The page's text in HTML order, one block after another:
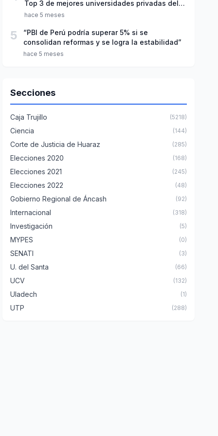
Top 3 de mejores universidades privadas del
Perú
hace 5 meses
5
“PBI de Perú podría superar 5% si se
consolidan reformas y se logra la estabilidad”
hace 5 meses
Secciones
Caja Trujillo (5218)
Ciencia (144)
Corte de Justicia de Huaraz (285)
Elecciones 2020 (168)
Elecciones 2021 (245)
Elecciones 2022 (48)
Gobierno Regional de Áncash (92)
Internacional (318)
Investigación (5)
MYPES (0)
SENATI (3)
U. del Santa (66)
UCV (132)
Uladech (1)
UTP (288)